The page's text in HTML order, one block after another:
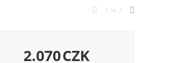
1 na 2
2.070CZK